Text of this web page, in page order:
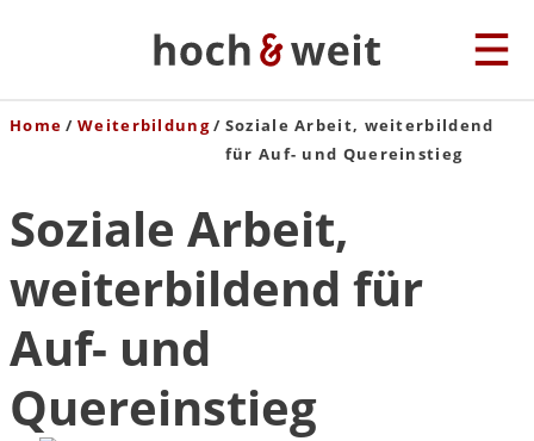
Home Weiterbildung
Soziale Arbeit, weiterbildend
für Auf- und Quereinstieg
Soziale Arbeit,
weiterbildend für
Auf- und
Quereinstieg